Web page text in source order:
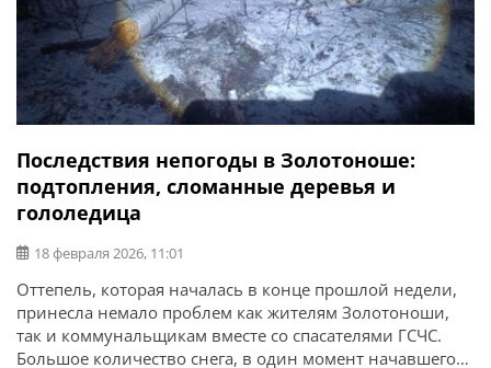
Последствия непогоды в Золотоноше:
подтопления, сломанные деревья и
гололедица
18 февраля 2026, 11:01
Оттепель, которая началась в конце прошлой недели,
принесла немало проблем как жителям Золотоноши,
так и коммунальщикам вместе со спасателями ГСЧС.
Большое количество снега, в один момент начавшего